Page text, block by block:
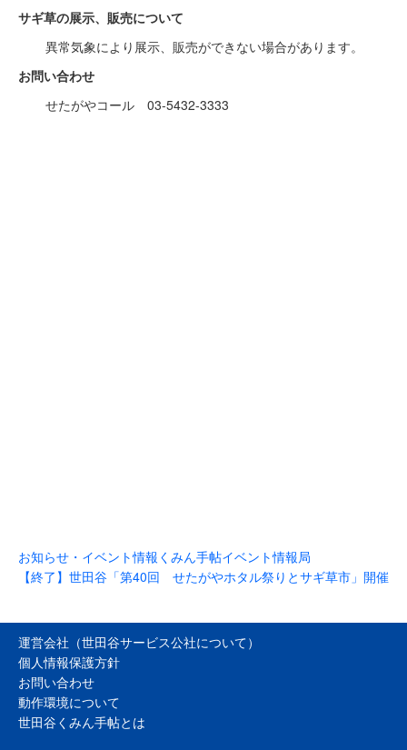
サギ草の展示、販売について
異常気象により展示、販売ができない場合があります。
お問い合わせ
せたがやコール 03-5432-3333
お知らせ・イベント情報 くみん手帖イベント情報局
【終了】世田谷「第40回 せたがやホタル祭りとサギ草市」開催
運営会社（世田谷サービス公社について）
個人情報保護方針
お問い合わせ
動作環境について
世田谷くみん手帖とは